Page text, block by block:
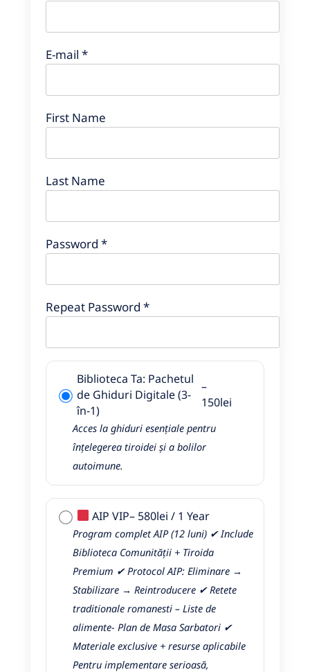
E-mail *
First Name
Last Name
Password *
Repeat Password *
Biblioteca Ta: Pachetul
de Ghiduri Digitale (3-
în-1)
–
150lei
Acces la ghiduri esențiale pentru
înțelegerea tiroidei și a bolilor
autoimune.
AIP VIP– 580lei / 1 Year
Program complet AIP (12 luni) ✔ Include
Biblioteca Comunității + Tiroida
Premium ✔ Protocol AIP: Eliminare →
Stabilizare → Reintroducere ✔ Retete
traditionale romanesti – Liste de
alimente- Plan de Masa Sarbatori ✔
Materiale exclusive + resurse aplicabile
Pentru implementare serioasă,